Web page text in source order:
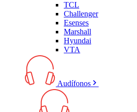
TCL
Challenger
Esenses
Marshall
Hyundai
VTA
Audífonos